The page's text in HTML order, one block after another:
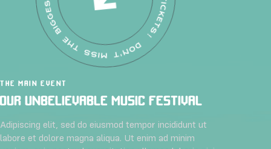
THE MAIN EVENT
OUR UNBELIEVABLE MUSIC FESTIVAL
Adipiscing elit, sed do eiusmod tempor incididunt ut
labore et dolore magna aliqua. Ut enim ad minim